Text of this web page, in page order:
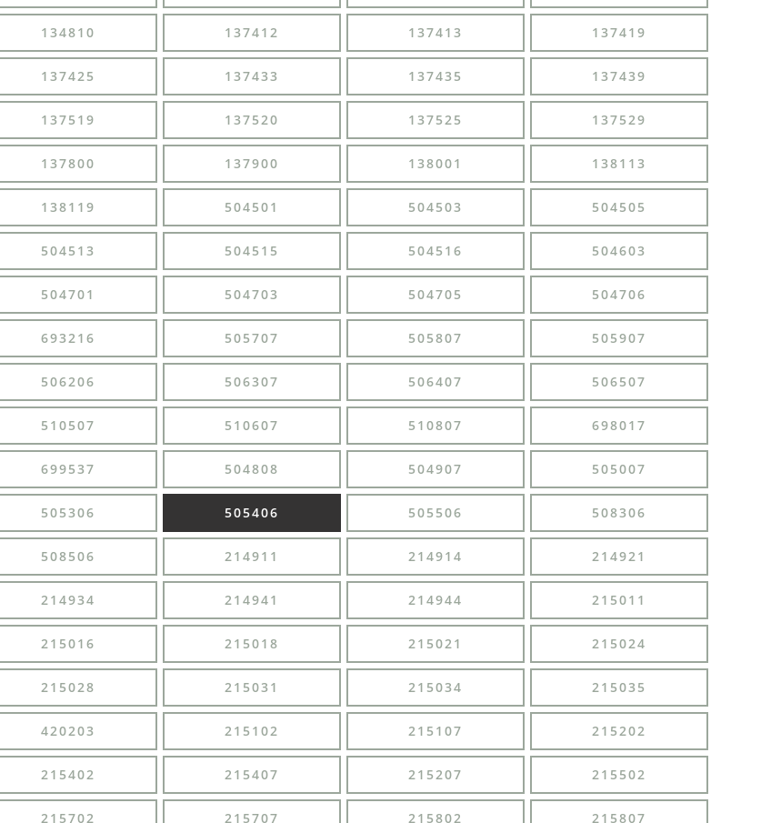
134810 137412 137413 137419
137425 137433 137435 137439
137519 137520 137525 137529
137800 137900 138001 138113
138119 504501 504503 504505
504513 504515 504516 504603
504701 504703 504705 504706
693216 505707 505807 505907
506206 506307 506407 506507
510507 510607 510807 698017
699537 504808 504907 505007
505306 505406 505506 508306
508506 214911 214914 214921
214934 214941 214944 215011
215016 215018 215021 215024
215028 215031 215034 215035
420203 215102 215107 215202
215402 215407 215207 215502
215702 215707 215802 215807